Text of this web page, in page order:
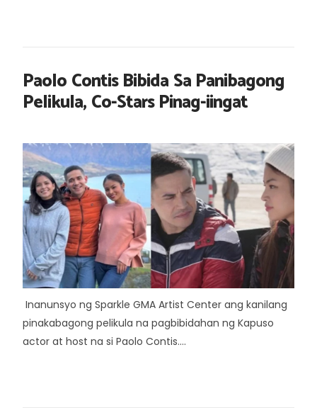
Paolo Contis Bibida Sa Panibagong
Pelikula, Co-Stars Pinag-iingat
Inanunsyo ng Sparkle GMA Artist Center ang kanilang
pinakabagong pelikula na pagbibidahan ng Kapuso
actor at host na si Paolo Contis....